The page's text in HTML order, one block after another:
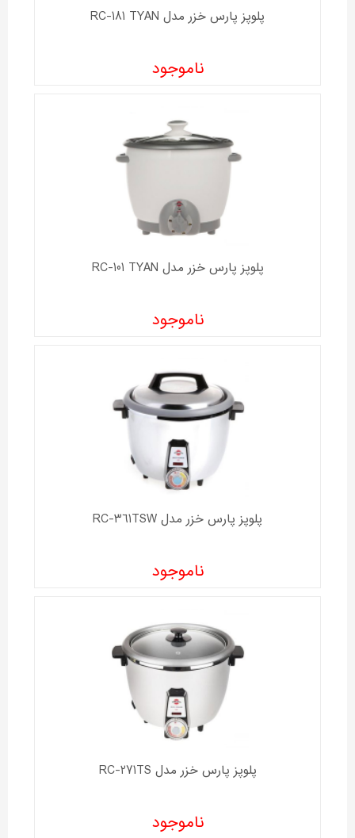
پلوپز پارس خزر مدل RC-181 TYAN
ناموجود
پلوپز پارس خزر مدل RC-101 TYAN
ناموجود
پلوپز پارس خزر مدل RC-361TSW
ناموجود
پلوپز پارس خزر مدل RC-271TS
ناموجود